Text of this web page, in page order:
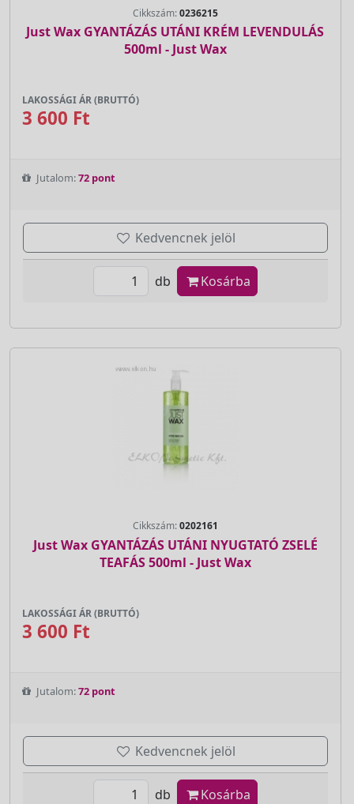
Cikkszám:0236215
Just Wax GYANTÁZÁS UTÁNI KRÉM LEVENDULÁS
500ml - Just Wax
LAKOSSÁGI ÁR (BRUTTÓ)
3 600 Ft
Jutalom:72 pont
Kedvencnek jelöl
db Kosárba
Cikkszám:0202161
Just Wax GYANTÁZÁS UTÁNI NYUGTATÓ ZSELÉ
TEAFÁS 500ml - Just Wax
LAKOSSÁGI ÁR (BRUTTÓ)
3 600 Ft
Jutalom:72 pont
Kedvencnek jelöl
db Kosárba